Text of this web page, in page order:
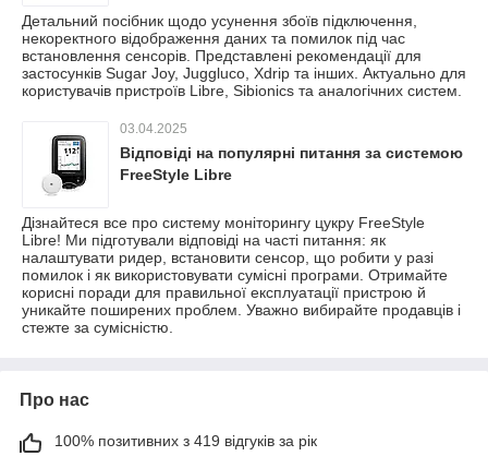
Детальний посібник щодо усунення збоїв підключення,
некоректного відображення даних та помилок під час
встановлення сенсорів. Представлені рекомендації для
застосунків Sugar Joy, Juggluco, Xdrip та інших. Актуально для
користувачів пристроїв Libre, Sibionics та аналогічних систем.
03.04.2025
Відповіді на популярні питання за системою
FreeStyle Libre
Дізнайтеся все про систему моніторингу цукру FreeStyle
Libre! Ми підготували відповіді на часті питання: як
налаштувати ридер, встановити сенсор, що робити у разі
помилок і як використовувати сумісні програми. Отримайте
корисні поради для правильної експлуатації пристрою й
уникайте поширених проблем. Уважно вибирайте продавців і
стежте за сумісністю.
Про нас
100% позитивних з 419 відгуків за рік